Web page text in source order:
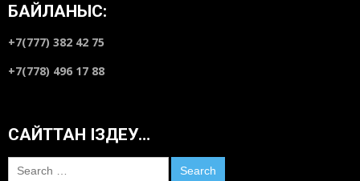
БАЙЛАНЫС:
+7(777) 382 42 75
+7(778) 496 17 88
САЙТТАН ІЗДЕУ…
Search
for: